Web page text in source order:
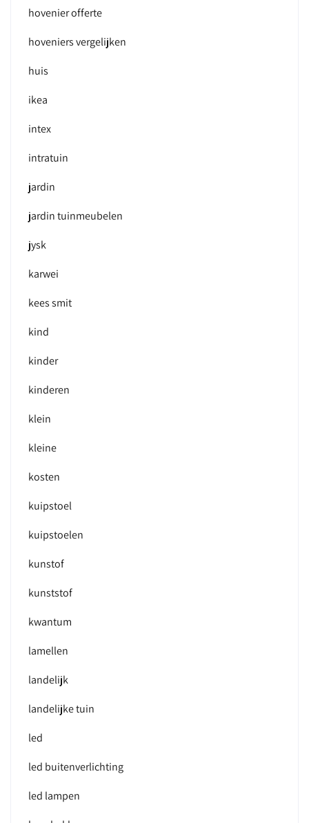
hovenier offerte
hoveniers vergelijken
huis
ikea
intex
intratuin
jardin
jardin tuinmeubelen
jysk
karwei
kees smit
kind
kinder
kinderen
klein
kleine
kosten
kuipstoel
kuipstoelen
kunstof
kunststof
kwantum
lamellen
landelijk
landelijke tuin
led
led buitenverlichting
led lampen